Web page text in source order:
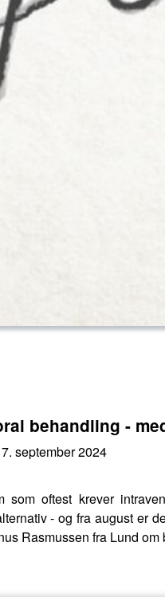
behandling -
september 2024
som oftest krever
- og fra august er
Rasmussen fra Lund